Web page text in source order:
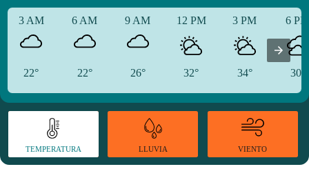
3 AM
22°
6 AM
22°
9 AM
26°
12 PM
32°
3 PM
34°
6
30°
TEMPERATURA LLUVIA VIENTO